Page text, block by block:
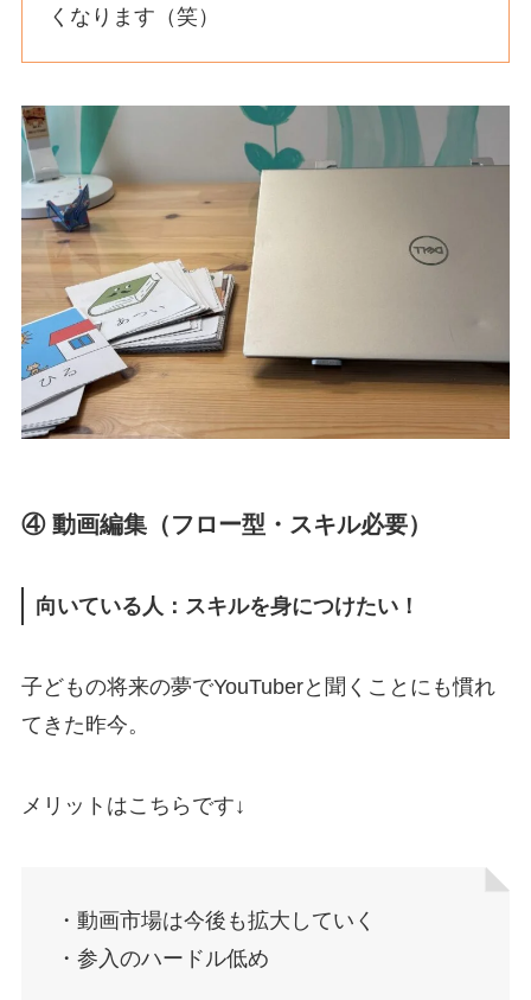
くなります（笑）
④ 動画編集（フロー型・スキル必要）
向いている人：スキルを身につけたい！
子どもの将来の夢でYouTuberと聞くことにも慣れ
てきた昨今。
メリットはこちらです↓
・動画市場は今後も拡大していく
・参入のハードル低め